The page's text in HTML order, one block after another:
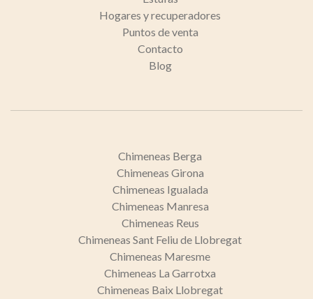
Hogares y recuperadores
Puntos de venta
Contacto
Blog
Chimeneas Berga
Chimeneas Girona
Chimeneas Igualada
Chimeneas Manresa
Chimeneas Reus
Chimeneas Sant Feliu de Llobregat
Chimeneas Maresme
Chimeneas La Garrotxa
Chimeneas Baix Llobregat